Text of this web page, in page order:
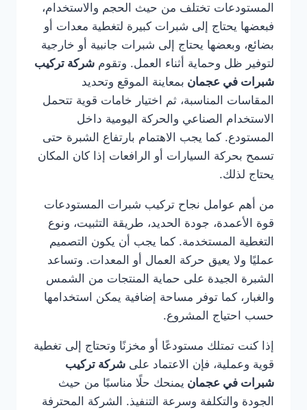
المستودعات تختلف من حيث الحجم والاستخدام،
فبعضها يحتاج إلى شبرات كبيرة لتغطية معدات أو
بضائع، وبعضها يحتاج إلى شبرات جانبية أو خارجية
لتوفير ظل وحماية أثناء العمل. وتقوم شركة تركيب
شبرات في عجمان بمعاينة الموقع وتحديد
المقاسات المناسبة، ثم اختيار خامات قوية تتحمل
الاستخدام الصناعي والحركة اليومية داخل
المستودع. كما يجب الاهتمام بارتفاع الشبرة حتى
تسمح بحركة السيارات أو الرافعات إذا كان المكان
يحتاج لذلك.
من أهم عوامل نجاح تركيب شبرات المستودعات
قوة الأعمدة، جودة الحديد، طريقة التثبيت، ونوع
التغطية المستخدمة. كما يجب أن يكون التصميم
عمليًا ولا يعيق حركة العمال أو المعدات. وتساعد
الشبرة الجيدة على حماية المنتجات من الشمس
والغبار، كما توفر مساحة إضافية يمكن استخدامها
حسب احتياج المشروع.
إذا كنت تمتلك مستودعًا أو مخزنًا وتحتاج إلى تغطية
قوية وعملية، فإن الاعتماد على شركة تركيب
شبرات في عجمان يمنحك حلًا مناسبًا من حيث
الجودة والتكلفة وسرعة التنفيذ. الشركة المحترفة